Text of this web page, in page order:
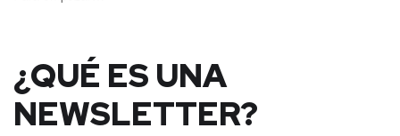
¿QUÉ ES UNA
NEWSLETTER?